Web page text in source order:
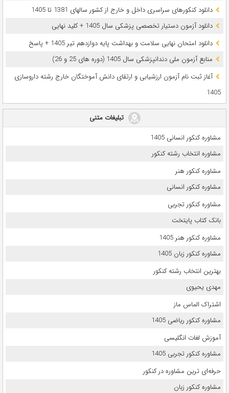
دانلود کنکورهای سراسری داخل و خارج از کشور سالهای 1381 تا 1405
دانلود آزمون دستیار تخصصی پزشکی سال 1405 + کلید نهایی
دانلود امتحان نهایی سلامت و بهداشت پایه دوازدهم تیر 1405 + پاسخ
ﻣﻨﺎﺑﻊ آزﻣﻮن ﻣﻠﯽ دندانپزشکی سال 1405 (دوره های 25 و 26)
آغاز ثبت نام آزمون‌ ارزشیابی و ارتقای دانش آموختگان خارج رشته داروسازی
1405
تبلیغات متنی
مشاوره کنکور انسانی 1405
مشاوره انتخاب رشته کنکور
مشاوره کنکور هنر
مشاوره کنکور انسانی
مشاوره کنکور تجربی
بانک کتاب پایتخت
مشاوره کنکور هنر 1405
مشاوره کنکور زبان 1405
بهترین انتخاب رشته کنکور
مهدی یحیوی
اشتراک الماس ماز
مشاوره کنکور ریاضی 1405
آموزش لغات انگلیسی
مشاوره کنکور تجربی 1405
حرفه‌ای ترین مشاوره در کنکور
مشاوره کنکور زبان